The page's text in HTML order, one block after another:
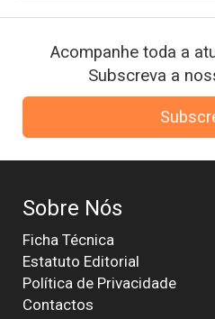
Acompanhe toda a
Subscreva a
Sobre Nós
Ficha Técnica
Estatuto Editorial
Política de Privacidade
Contactos